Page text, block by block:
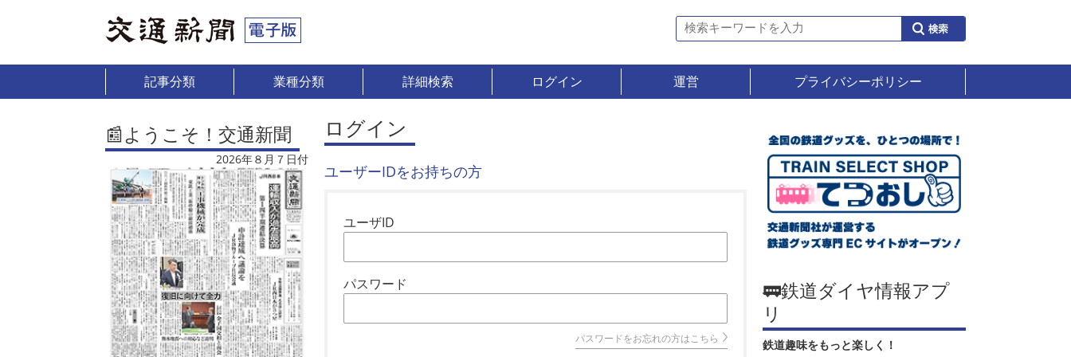
記事分類 業種分類 詳細検索 ログイン 運営 プライバシーポリシー
📰ようこそ！交通新聞
2026年８月７日付
ログイン
ユーザーIDをお持ちの方
ユーザID
パスワード
パスワードをお忘れの方はこちら
🚃鉄道ダイヤ情報アプ
リ
鉄道趣味をもっと楽しく！